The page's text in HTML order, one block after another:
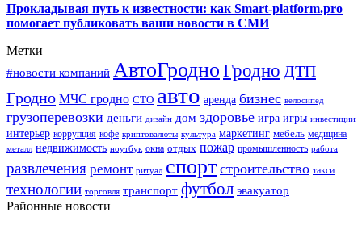
Прокладывая путь к известности: как Smart-platform.pro
помогает публиковать ваши новости в СМИ
Метки
#новости компаний АвтоГродноГродно ДТП
Гродно МЧС гродно СТО авто аренда бизнес велосипед
грузоперевозки деньги дизайн дом здоровье игра игры инвестиции
интерьер коррупция кофе криптовалюты культура маркетинг мебель медицина
металл недвижимость ноутбук окна отдых пожар промышленность работа
развлечения ремонт ритуал спорт строительство такси
технологии торговля транспорт футбол эвакуатор
Районные новости